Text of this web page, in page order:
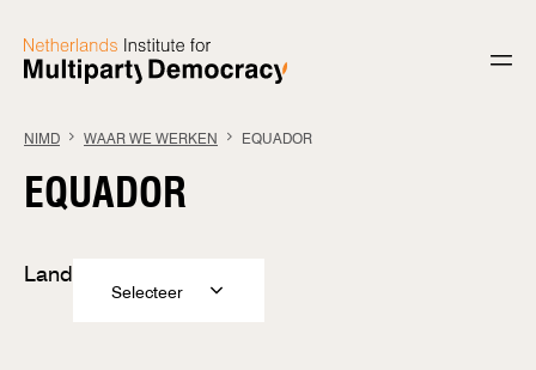
NIMD WAAR WE WERKEN EQUADOR
EQUADOR
Land
Selecteer